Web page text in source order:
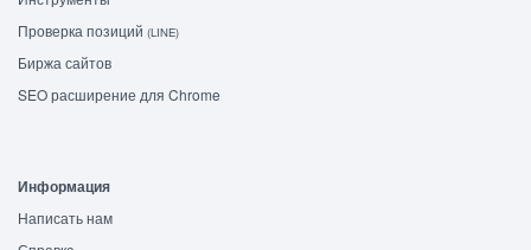
Проверка позиций (LINE)
Биржа сайтов
SEO расширение для Chrome
Информация
Написать нам